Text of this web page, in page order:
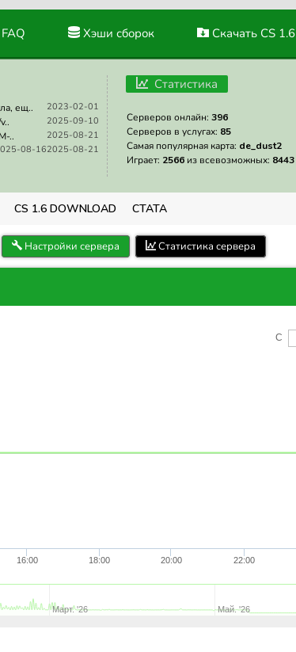
Хэши сборок Скачать CS 1.6
2023-02-01
ещ..
2025-09-10
2025-08-21
..
2025-08-21
08-16
Статистика
Серверов онлайн: 396
Серверов в услугах: 85
Самая популярная карта: de_dust2
Играет: 2566 из всевозможных: 8443
CS 1.6 DOWNLOAD СТАТА
Настройки сервера Статистика сервера
С
16:00 18:00 20:00 22:00
Март. '26 Май. '26